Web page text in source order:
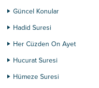
Güncel Konular
Hadid Suresi
Her Cüzden On Ayet
Hucurat Suresi
Hümeze Suresi